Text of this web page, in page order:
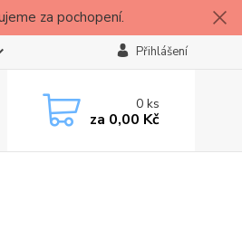
za pochopení.
Přihlášení
0ks
za 0,00 Kč